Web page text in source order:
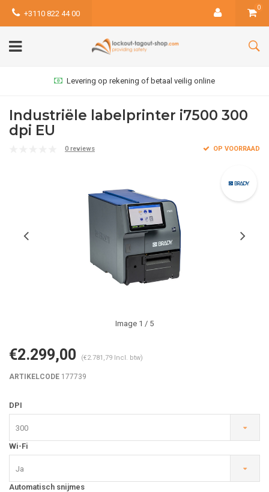
+3110 822 44 00
0
Levering op rekening of betaal veilig online
Industriële labelprinter i7500 300
dpi EU
0 reviews OP VOORRAAD
Image 1 / 5
€2.299,00 (€2.781,79 Incl. btw)
ARTIKELCODE 177739
DPI
300
Wi-Fi
Ja
Automatisch snijmes